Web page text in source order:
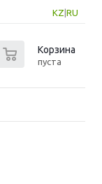
KZ RU
Корзина
пуста